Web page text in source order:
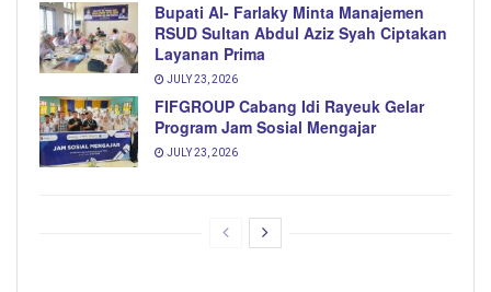
Bupati Al- Farlaky Minta Manajemen
RSUD Sultan Abdul Aziz Syah Ciptakan
Layanan Prima
JULY 23, 2026
FIFGROUP Cabang Idi Rayeuk Gelar
Program Jam Sosial Mengajar
JULY 23, 2026